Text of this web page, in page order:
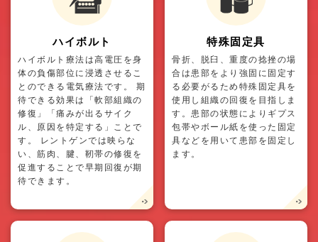
ハイボルト
ハイボルト療法は高電圧を身
体の負傷部位に浸透させるこ
とのできる電気療法です。 期
待できる効果は「軟部組織の
修復」「痛みが出るサイク
ル、原因を特定する」ことで
す。 レントゲンでは映らな
い、筋肉、腱、靭帯の修復を
促進することで早期回復が期
待できます。
特殊固定具
骨折、脱臼、重度の捻挫の場
合は患部をより強固に固定す
る必要がるため特殊固定具を
使用し組織の回復を目指しま
す。患部の状態によりギプス
包帯やボール紙を使った固定
具などを用いて患部を固定し
ます。